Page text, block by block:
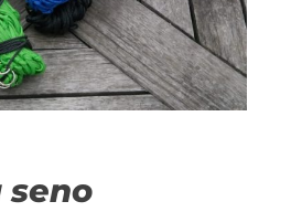
seno